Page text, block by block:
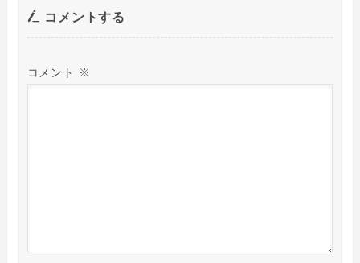
コメントする
コメント ※